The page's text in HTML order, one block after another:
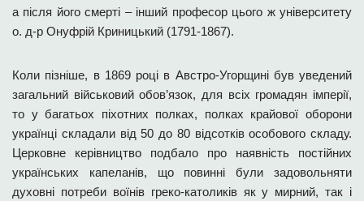
а після його смерті – інший професор цього ж університету
о. д-р Онуфрій Криницький (1791-1867).
Коли пізніше, в 1869 році в Австро-Угорщині був уведений
загальний військовий обов’язок, для всіх громадян імперії,
то у багатьох піхотних полках, полках крайової оборони
українці складали від 50 до 80 відсотків особового складу.
Церковне керівництво подбало про наявність постійних
українських капеланів, що повинні були задовольняти
духовні потреби воїнів греко-католиків як у мирний, так і